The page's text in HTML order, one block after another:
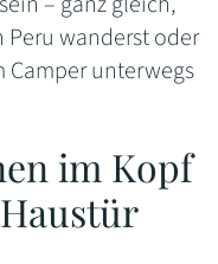
Peru wanderst oder
Camper unterwegs
im Kopf